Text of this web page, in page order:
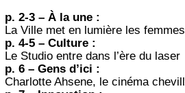
p. 2-3 – À la une :
La Ville met en lumière les
p. 4-5 – Culture :
Le Studio entre dans l’ère du laser
p. 6 – Gens d’ici :
Charlotte Ahsene, le cinéma